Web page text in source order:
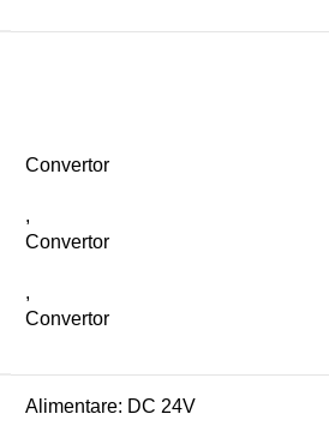
Convertor
,
Convertor
,
Convertor
Alimentare: DC 24V